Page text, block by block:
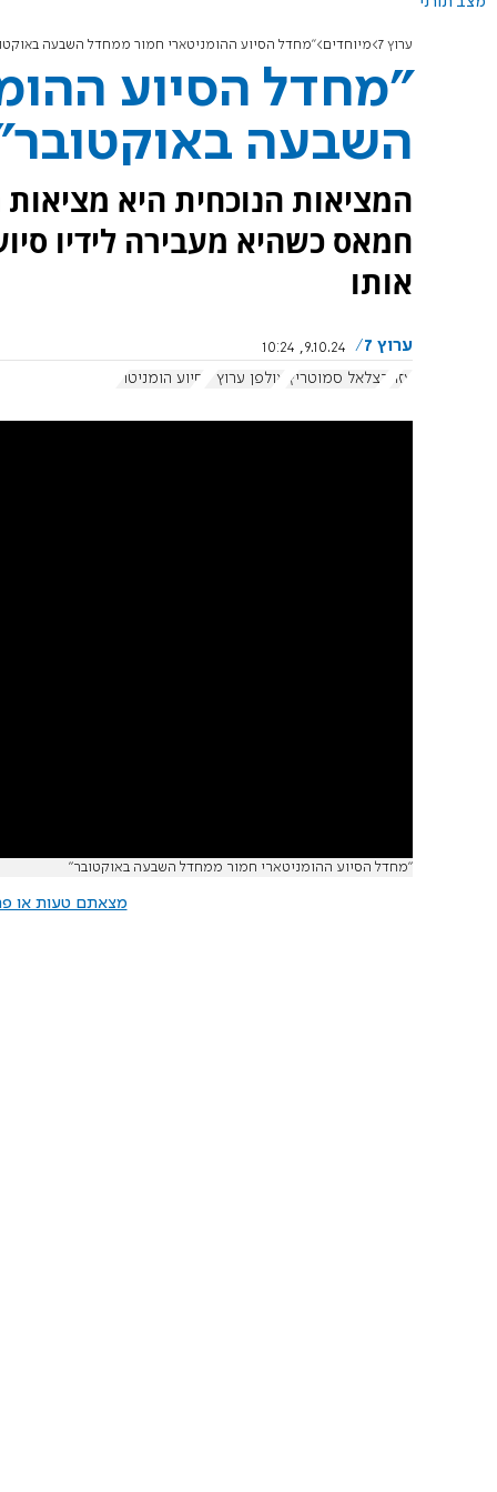
ערוץ 7 מיוחדים "מחדל הסיוע ההומניטארי חמור ממחדל השבעה
"מחדל הסיוע
השבעה
המציאות הנוכחית היא
חמאס כשהיא מעבירה לידיו
אותו
ערוץ 7
9.10.24, 10:24
עזה
בצלאל סמוטריץ' אולפן ערוץ 7 סיוע הומניטרי
"מחדל הסיוע ההומניטארי חמור ממחדל השבעה באוקטובר"
מצאתם טעות או